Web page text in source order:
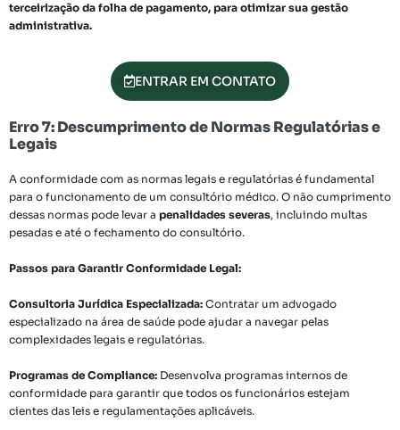
terceirização da folha de pagamento, para otimizar sua gestão
administrativa.
ENTRAR EM CONTATO
Erro 7: Descumprimento de Normas Regulatórias e
Legais
A conformidade com as normas legais e regulatórias é fundamental
para o funcionamento de um consultório médico. O não cumprimento
dessas normas pode levar a penalidades severas, incluindo multas
pesadas e até o fechamento do consultório.
Passos para Garantir Conformidade Legal:
Consultoria Jurídica Especializada: Contratar um advogado
especializado na área de saúde pode ajudar a navegar pelas
complexidades legais e regulatórias.
Programas de Compliance: Desenvolva programas internos de
conformidade para garantir que todos os funcionários estejam
cientes das leis e regulamentações aplicáveis.